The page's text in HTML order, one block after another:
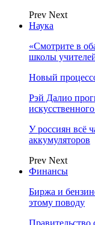
Prev Next
Наука
«Смотрите в
школы
Новый
Рэй Далио
У россиян всё
аккумуляторов
Prev Next
Финансы
Биржа и
этому поводу